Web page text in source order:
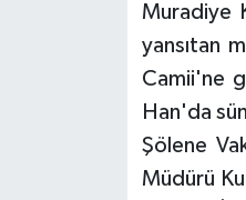
Muradiye
yansıtan
Camii'ne
Han'da
Şölene
Müdürü